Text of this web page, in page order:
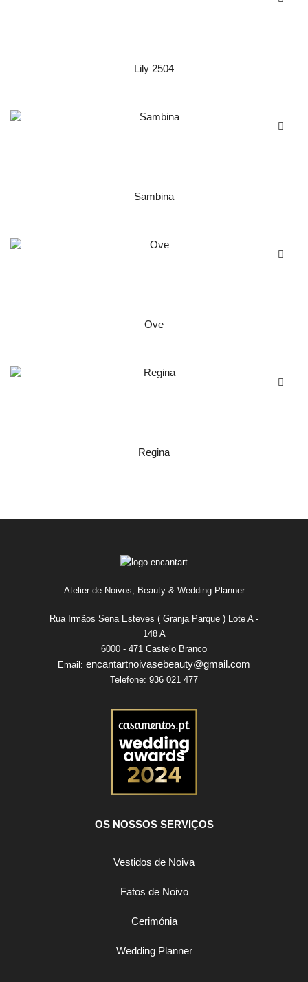
Lily 2504
Sambina
Ove
Regina
Atelier de Noivos, Beauty & Wedding Planner
Rua Irmãos Sena Esteves ( Granja Parque ) Lote A -
148 A
6000 - 471 Castelo Branco
Email: encantartnoivasebeauty@gmail.com
Telefone: 936 021 477
OS NOSSOS SERVIÇOS
Vestidos de Noiva
Fatos de Noivo
Cerimónia
Wedding Planner